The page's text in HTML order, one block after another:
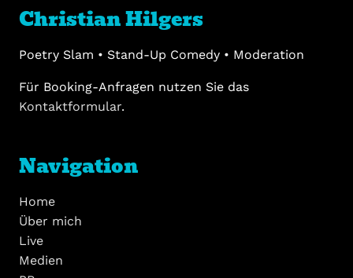
Christian Hilgers
Poetry Slam • Stand-Up Comedy • Moderation
Für Booking-Anfragen nutzen Sie das
Kontaktformular.
Navigation
Home
Über mich
Live
Medien